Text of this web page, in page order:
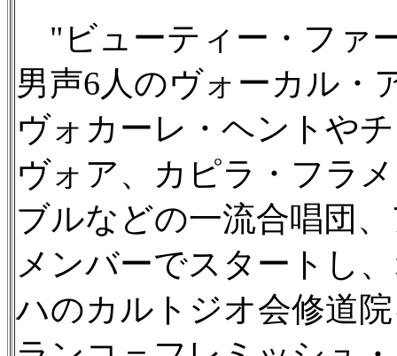
"ビューティー・ファ
男声6人のヴォーカル・
ヴォカーレ・ヘントや
ヴォア、カピラ・フラ
ブルなどの一流合唱団
メンバーでスタートし
ハのカルトジオ会修道